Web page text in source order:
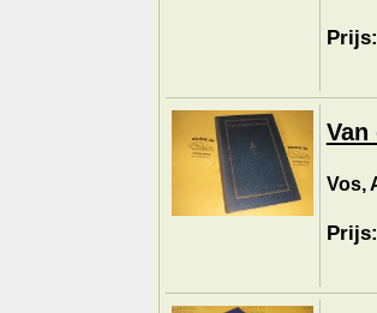
Van
Vos,